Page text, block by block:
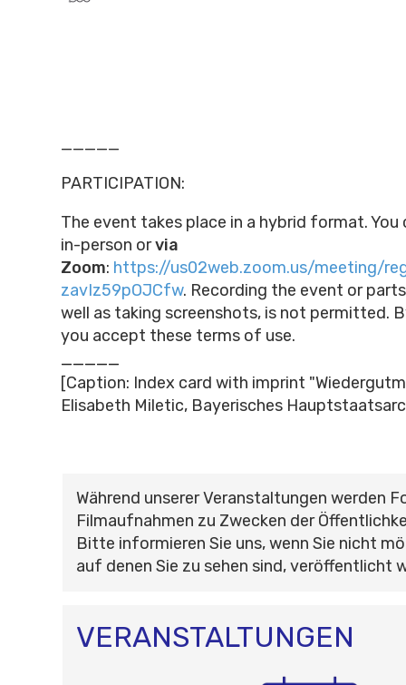
_____
PARTICIPATION:
The event takes place in a hybrid format.
in-person orvia
Zoom: https://us02web.zoom.us/meeting/
zavIz59pOJCfw. Recording the event or
well as taking screenshots, is not permitted.
you accept these terms of use.
_____
[Caption: Index card with imprint
Elisabeth Miletic, Bayerisches
Während unserer Veranstaltungen werden
Filmaufnahmen zu Zwecken der
Bitte informieren Sie uns, wenn Sie nicht
auf denen Sie zu sehen sind, veröffentlicht
VERANSTALTUNGEN